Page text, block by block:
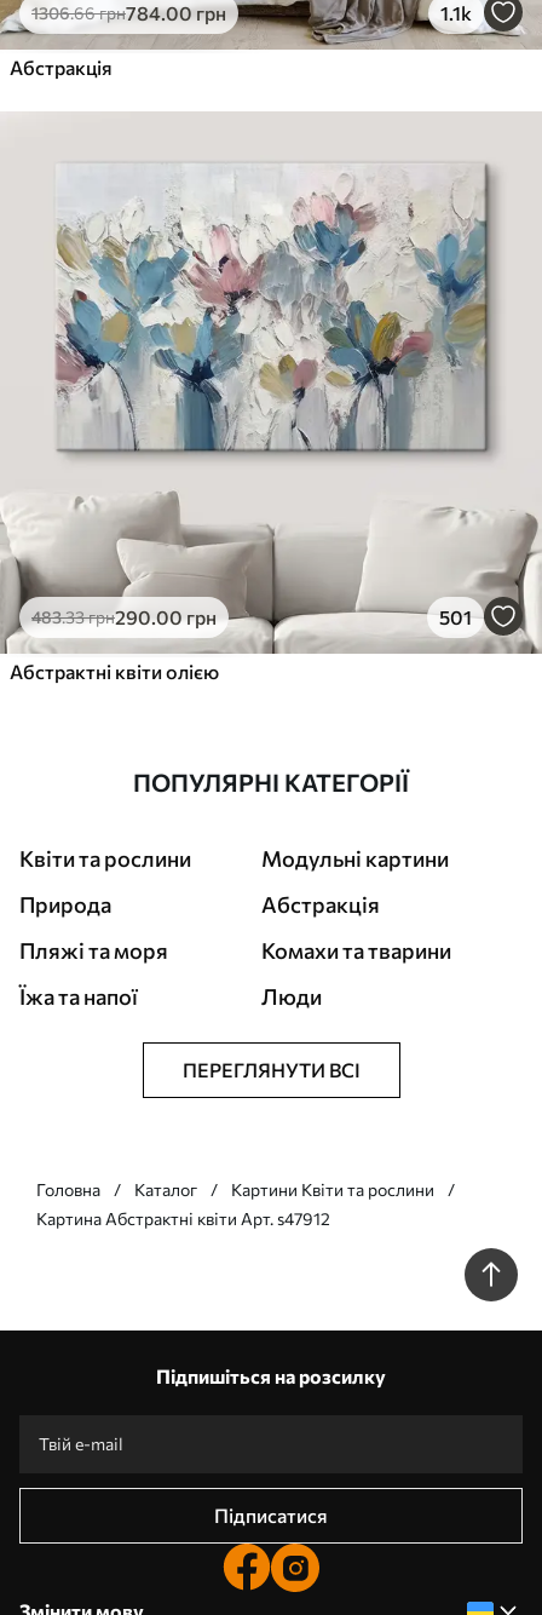
1306.66грн784.00грн 1.1k
Абстракція
483.33грн290.00грн 501
Абстрактні квіти олією
ПОПУЛЯРНІ КАТЕГОРІЇ
Квіти та рослини
Модульні картини
Природа
Абстракція
Пляжі та моря
Комахи та тварини
Їжа та напої
Люди
ПЕРЕГЛЯНУТИ ВСІ
Головна Каталог
Картини Квіти та рослини
Картина Абстрактні квіти Арт. s47912
Підпишіться на розсилку
Підписатися